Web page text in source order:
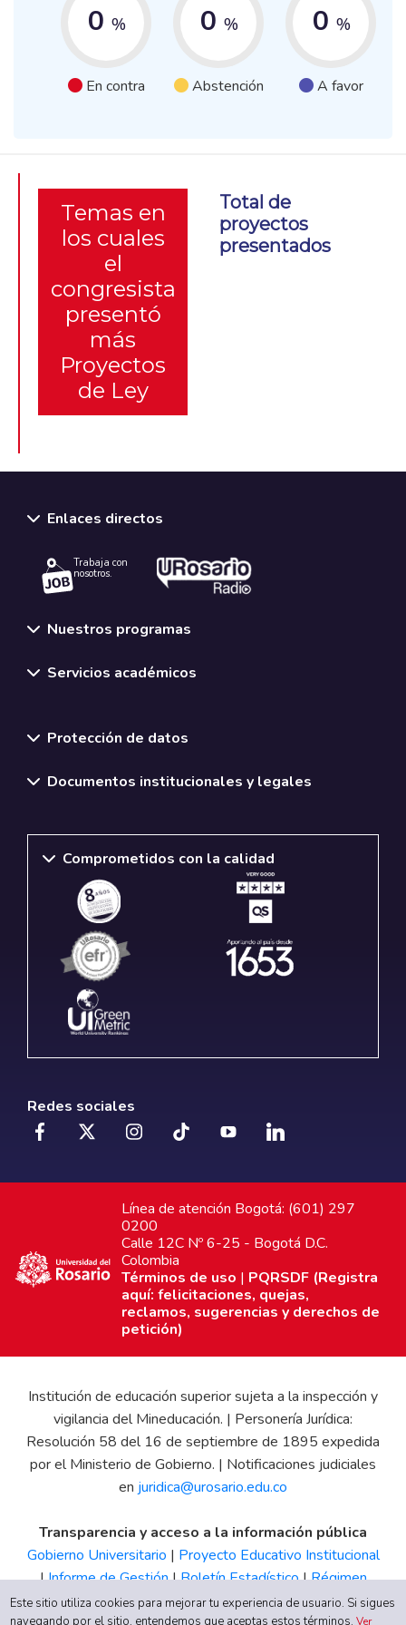
0 %
En contra
0 %
Abstención
0 %
A favor
Temas en
los cuales
el
congresista
presentó
más
Proyectos
de Ley
Total de
proyectos
presentados
Enlaces directos
Trabaja con
nosotros.
Nuestros programas
Servicios académicos
Protección de datos
Documentos institucionales y legales
Comprometidos con la calidad
Redes sociales
Línea de atención Bogotá: (601) 297
0200
Calle 12C Nº 6-25 - Bogotá D.C.
Colombia
Términos de uso | PQRSDF (Registra
aquí: felicitaciones, quejas,
reclamos, sugerencias y derechos de
petición)
Institución de educación superior sujeta a la inspección y
vigilancia del Mineducación. | Personería Jurídica:
Resolución 58 del 16 de septiembre de 1895 expedida
por el Ministerio de Gobierno. | Notificaciones judiciales
en juridica@urosario.edu.co
Transparencia y acceso a la información pública
Gobierno Universitario | Proyecto Educativo Institucional
|Informe de Gestión|Boletín Estadístico|Régimen
Tributario|Estados Financieros |Código de Ética| Canal
Este sitio utiliza cookies para mejorar tu experiencia de usuario. Si sigues
navegando por el sitio, entendemos que aceptas estos términos.Ver